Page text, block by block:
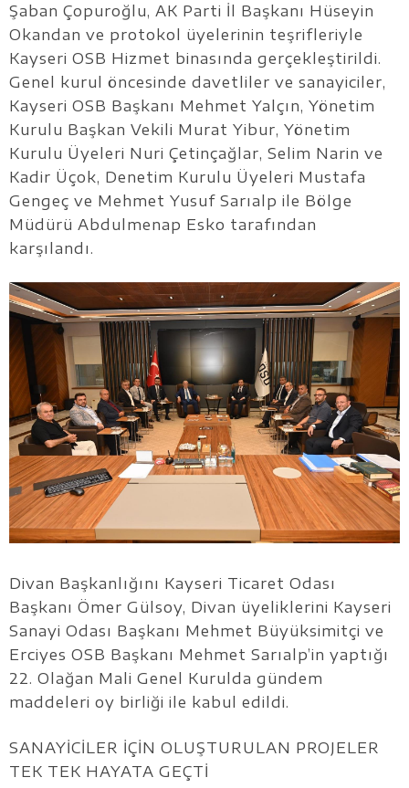
Şaban Çopuroğlu, AK Parti İl Başkanı Hüseyin
Okandan ve protokol üyelerinin teşrifleriyle
Kayseri OSB Hizmet binasında gerçekleştirildi.
Genel kurul öncesinde davetliler ve sanayiciler,
Kayseri OSB Başkanı Mehmet Yalçın, Yönetim
Kurulu Başkan Vekili Murat Yibur, Yönetim
Kurulu Üyeleri Nuri Çetinçağlar, Selim Narin ve
Kadir Üçok, Denetim Kurulu Üyeleri Mustafa
Gengeç ve Mehmet Yusuf Sarıalp ile Bölge
Müdürü Abdulmenap Esko tarafından
karşılandı.
Divan Başkanlığını Kayseri Ticaret Odası
Başkanı Ömer Gülsoy, Divan üyeliklerini Kayseri
Sanayi Odası Başkanı Mehmet Büyüksimitçi ve
Erciyes OSB Başkanı Mehmet Sarıalp’in yaptığı
22. Olağan Mali Genel Kurulda gündem
maddeleri oy birliği ile kabul edildi.
SANAYİCİLER İÇİN OLUŞTURULAN PROJELER
TEK TEK HAYATA GEÇTİ